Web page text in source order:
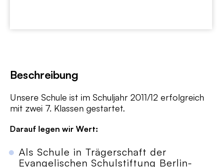
Beschreibung
Unsere Schule ist im Schuljahr 2011/12 erfolgreich
mit zwei 7. Klassen gestartet.
Darauf legen wir Wert:
Als Schule in Trägerschaft der
Evangelischen Schulstiftung Berlin-